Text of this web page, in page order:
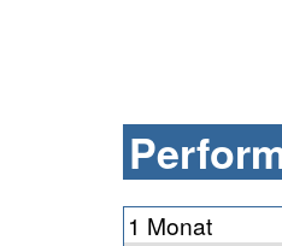
1 Monat